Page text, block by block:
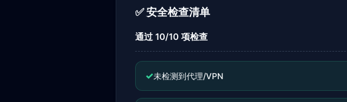
✅ 安全检查清单
通过 10/10 项检查
✓未检测到代理/VPN